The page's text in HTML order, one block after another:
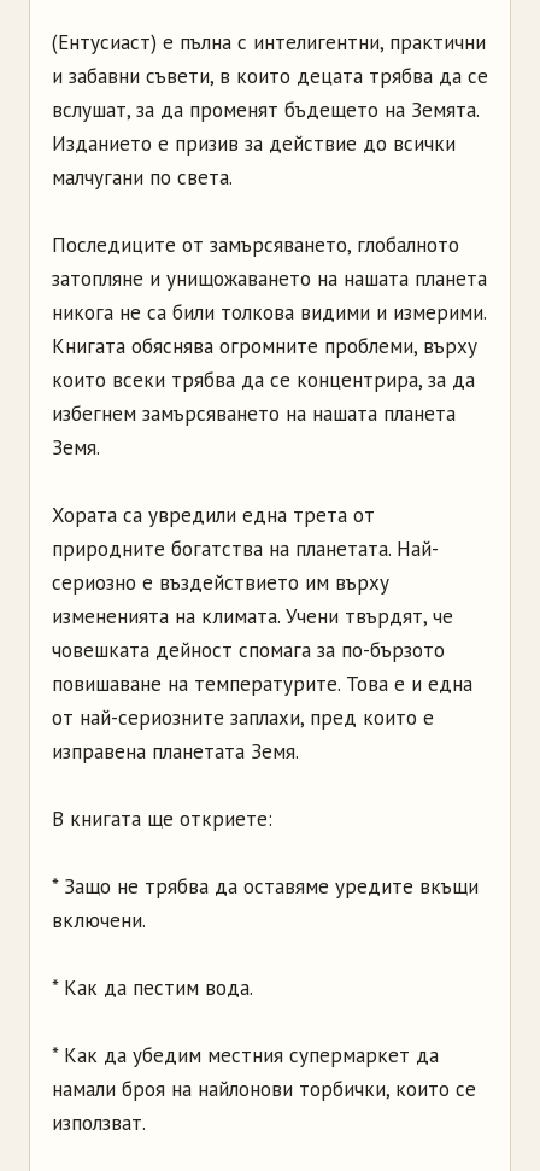
(Ентусиаст) е пълна с интелигентни, практични
и забавни съвети, в които децата трябва да се
вслушат, за да променят бъдещето на Земята.
Изданието е призив за действие до всички
малчугани по света.
Последиците от замърсяването, глобалното
затопляне и унищожаването на нашата планета
никога не са били толкова видими и измерими.
Книгата обяснява огромните проблеми, върху
които всеки трябва да се концентрира, за да
избегнем замърсяването на нашата планета
Земя.
Хората са увредили една трета от
природните богатства на планетата. Най-
сериозно е въздействието им върху
измененията на климата. Учени твърдят, че
човешката дейност спомага за по-бързото
повишаване на температурите. Това е и една
от най-сериозните заплахи, пред които е
изправена планетата Земя.
В книгата ще откриете:
* Защо не трябва да оставяме уредите вкъщи
включени.
* Как да пестим вода.
* Как да убедим местния супермаркет да
намали броя на найлонови торбички, които се
използват.